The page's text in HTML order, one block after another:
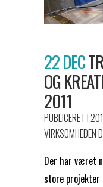
22 DEC
OG
2011
PUBLICERET I
VIRKSOMHEDEN
Der har været
store projekter